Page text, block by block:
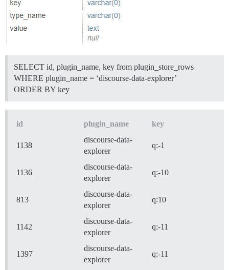
SELECT id, plugin_name, key from plugin_store_rows
WHERE plugin_name = ‘discourse-data-explorer’
ORDER BY key
id plugin_name key
1138
discourse-data-
explorer
q:-1
1136
discourse-data-
explorer
q:-10
813
discourse-data-
explorer
q:10
1142
discourse-data-
explorer
q:-11
1397
discourse-data-
explorer
q:-11